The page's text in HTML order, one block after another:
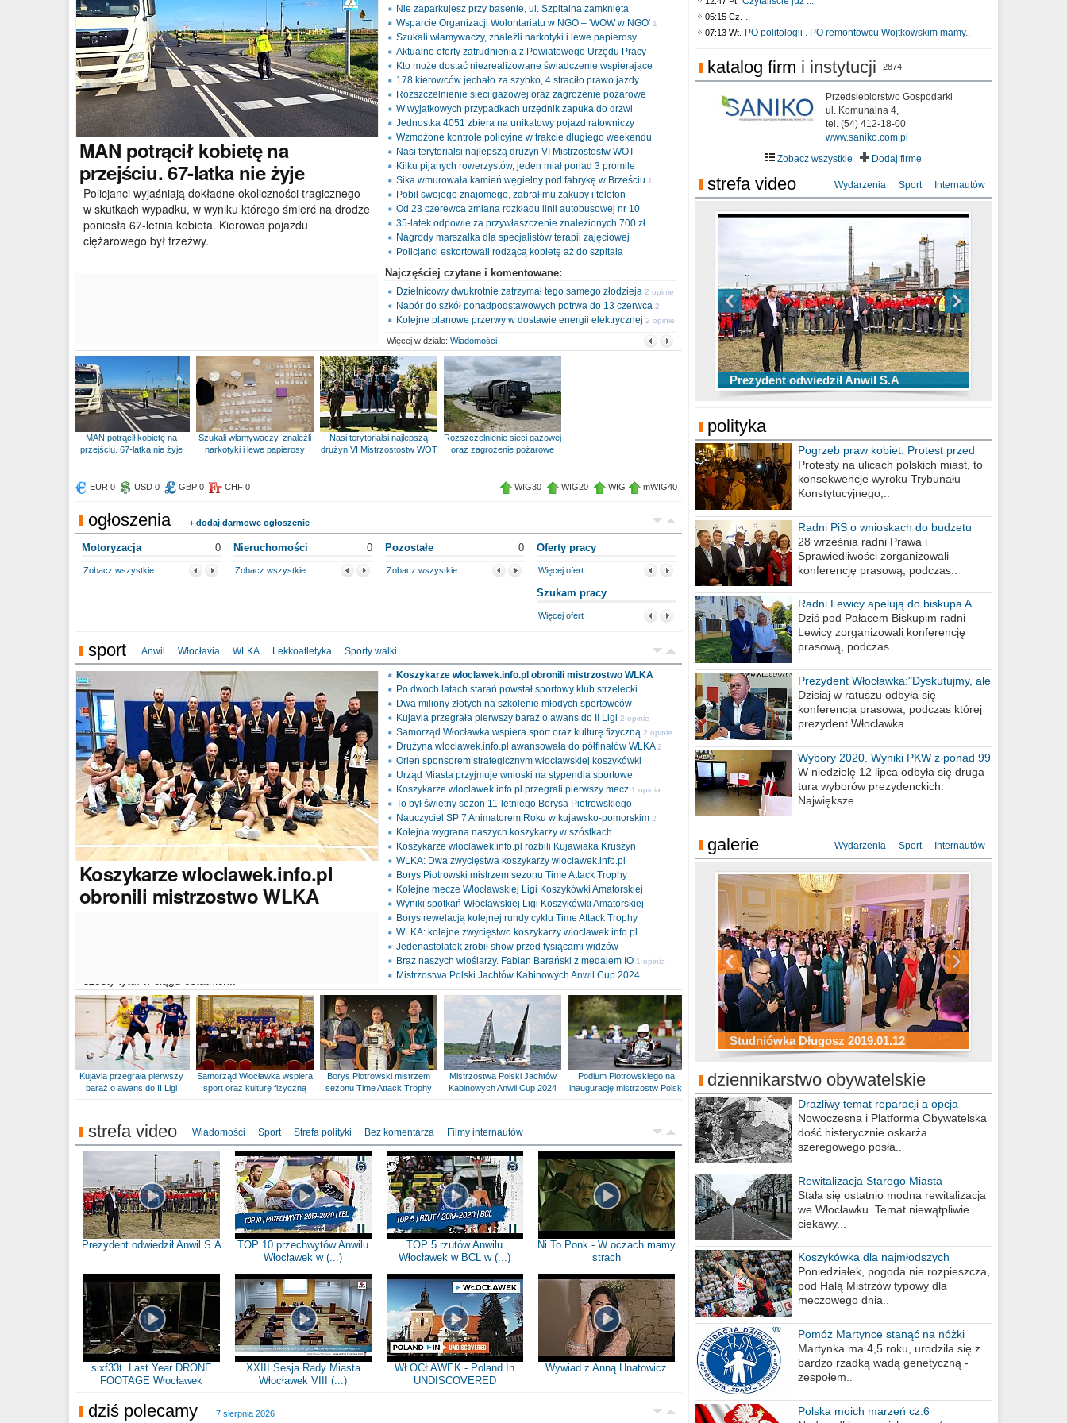
MAN potrącił kobietę na
przejściu. 67-latka nie żyje
Policjanci wyjaśniają dokładne okoliczności tragicznego
w skutkach wypadku, w wyniku którego śmierć na drodze
poniosła 67-letnia kobieta. Kierowca pojazdu
ciężarowego był trzeźwy.
Nie zaparkujesz przy basenie, ul. Szpitalna zamknięta
Wsparcie Organizacji Wolontariatu w NGO – 'WOW w NGO' 1
opinia
Szukali włamywaczy, znaleźli narkotyki i lewe papierosy
Aktualne oferty zatrudnienia z Powiatowego Urzędu Pracy
Kto może dostać niezrealizowane świadczenie wspierające
178 kierowców jechało za szybko, 4 straciło prawo jazdy
Rozszczelnienie sieci gazowej oraz zagrożenie pożarowe
W wyjątkowych przypadkach urzędnik zapuka do drzwi
Jednostka 4051 zbiera na unikatowy pojazd ratowniczy
Wzmożone kontrole policyjne w trakcie długiego weekendu
Nasi terytorialsi najlepszą drużyn VI Mistrzostostw WOT
Kilku pijanych rowerzystów, jeden miał ponad 3 promile
Sika wmurowała kamień węgielny pod fabrykę w Brześciu 1
opinia
Pobił swojego znajomego, zabrał mu zakupy i telefon
Od 23 czerewca zmiana rozkładu linii autobusowej nr 10
35-latek odpowie za przywłaszczenie znalezionych 700 zł
Nagrody marszałka dla specjalistów terapii zajęciowej
Policjanci eskortowali rodzącą kobietę aż do szpitala
Najczęściej czytane i komentowane:
Dzielnicowy dwukrotnie zatrzymał tego samego złodzieja 2 opinie
Nabór do szkół ponadpodstawowych potrwa do 13 czerwca 2
opinie
Kolejne planowe przerwy w dostawie energii elektrycznej 2 opinie
Więcej w dziale: Wiadomości
MAN potrącił kobietę na
przejściu. 67-latka nie żyje
Szukali włamywaczy, znaleźli
narkotyki i lewe papierosy
Nasi terytorialsi najlepszą
drużyn VI Mistrzostostw WOT
Rozszczelnienie sieci gazowej
oraz zagrożenie pożarowe
EUR 0 USD 0 GBP 0 CHF 0 WIG30 WIG20 WIG mWIG40
ogłoszenia + dodaj darmowe ogłoszenie
Motoryzacja 0
Zobacz wszystkie
Nieruchomości 0
Zobacz wszystkie
Pozostałe 0
Zobacz wszystkie
Oferty pracy
Więcej ofert
Szukam pracy
Więcej ofert
sport Anwil Włocłavia WLKA Lekkoatletyka Sporty walki
Koszykarzewloclawek.info.pl
obronili mistrzostwo WLKA
Koszykarze wloclawek.info.pl obronili mistrzostwo WLKA
Po dwóch latach starań powstał sportowy klub strzelecki
Dwa miliony złotych na szkolenie młodych sportowców
Kujavia przegrała pierwszy baraż o awans do II Ligi 2 opinie
Samorząd Włocławka wspiera sport oraz kulturę fizyczną 2 opinie
Drużyna wloclawek.info.pl awansowała do półfinałów WLKA 2
opinie
Orlen sponsorem strategicznym włocławskiej koszykówki
Urząd Miasta przyjmuje wnioski na stypendia sportowe
Koszykarze wloclawek.info.pl przegrali pierwszy mecz 1 opinia
To był świetny sezon 11-letniego Borysa Piotrowskiego
Nauczyciel SP 7 Animatorem Roku w kujawsko-pomorskim 2
opinie
Kolejna wygrana naszych koszykarzy w szóstkach
Koszykarze wloclawek.info.pl rozbili Kujawiaka Kruszyn
WLKA: Dwa zwycięstwa koszykarzy wloclawek.info.pl
Borys Piotrowski mistrzem sezonu Time Attack Trophy
Kolejne mecze Włocławskiej Ligi Koszykówki Amatorskiej
Wyniki spotkań Włocławskiej Ligi Koszykówki Amatorskiej
Borys rewelacją kolejnej rundy cyklu Time Attack Trophy
WLKA: kolejne zwycięstwo koszykarzy wloclawek.info.pl
Jedenastolatek zrobił show przed tysiącami widzów
Brąz naszych wioślarzy. Fabian Barański z medalem IO 1 opinia
Mistrzostwa Polski Jachtów Kabinowych Anwil Cup 2024
Kujavia przegrała pierwszy
baraż o awans do II Ligi
Samorząd Włocławka wspiera
sport oraz kulturę fizyczną
Borys Piotrowski mistrzem
sezonu Time Attack Trophy
Mistrzostwa Polski Jachtów
Kabinowych Anwil Cup 2024
Podium Piotrowskiego na
inaugurację mistrzostw Polski
strefa video Wiadomości Sport Strefa polityki Bez komentarza Filmy internautów
Prezydent odwiedził Anwil S.A
TOP 10 przechwytów Anwilu
Włocławek w (...)
TOP 5 rzutów Anwilu
Włocławek w BCL w (...)
Ni To Ponk - W oczach mamy
strach
sixf33t .Last Year DRONE
FOOTAGE Włocławek
XXIII Sesja Rady Miasta
Włocławek VIII (...)
WŁOCŁAWEK - Poland In
UNDISCOVERED
Wywiad z Anną Hnatowicz
dziś polecamy 7 sierpnia 2026
05:15 Cz. ..
07:13 Wt. PO politologii . PO remontowcu Wojtkowskim mamy..
katalog firm i instytucji 2874
Przedsiębiorstwo Gospodarki
ul. Komunalna 4,
tel. (54) 412-18-00
www.saniko.com.pl
Zobacz wszystkie
Dodaj firmę
strefa video Wydarzenia Sport Internautów
Prezydent odwiedził Anwil S.A
TOP 10 przechwytów Anwilu Włocławek
w EBL w sezonie 2019/2020
TOP 5 rzutów Anwilu Włocławek w BCL
w sezonie 2019/2020
Ni To Ponk - W oczach mamy strach
sixf33t .Last Year DRONE FOOTAGE
Włocławek
XXIII Sesja Rady Miasta Włocławek VIII
kadencji w dniu 09.06.2020 r.
polityka
Pogrzeb praw kobiet. Protest przed
biurem poselskim PiS
Protesty na ulicach polskich miast, to
konsekwencje wyroku Trybunału
Konstytucyjnego,..
Radni PiS o wnioskach do budżetu
miasta na 2021 rok
28 września radni Prawa i
Sprawiedliwości zorganizowali
konferencję prasową, podczas..
Radni Lewicy apelują do biskupa A.
Wiesława Meringa
Dziś pod Pałacem Biskupim radni
Lewicy zorganizowali konferencję
prasową, podczas..
Prezydent Włocławka:"Dyskutujmy, ale
nie obrażajmy się”
Dzisiaj w ratuszu odbyła się
konferencja prasowa, podczas której
prezydent Włocławka..
Wybory 2020. Wyniki PKW z ponad 99
procent obwodów
W niedzielę 12 lipca odbyła się druga
tura wyborów prezydenckich.
Największe..
galerie Wydarzenia Sport Internautów
Studniówka Długosz 2019.01.12
ZS Budowlanych 2019.01.12
Studniówka LZK 2019.01.11
Studniówka Kopernik 2019.01.11
Studniówka LMK 2019.01.05
Studniówka ZS Ekonomicznych
2019.01.05
dziennikarstwo obywatelskie
Drażliwy temat reparacji a opcja
berlińska
Nowoczesna i Platforma Obywatelska
dość histerycznie oskarża
szeregowego posła..
Rewitalizacja Starego Miasta
Stała się ostatnio modna rewitalizacja
we Włocławku. Temat niewątpliwie
ciekawy...
Koszykówka dla najmłodszych
Poniedziałek, pogoda nie rozpieszcza,
pod Halą Mistrzów typowy dla
meczowego dnia..
Pomóż Martynce stanąć na nóżki
Martynka ma 4,5 roku, urodziła się z
bardzo rzadką wadą genetyczną -
zespołem..
Polska moich marzeń cz.6